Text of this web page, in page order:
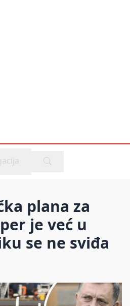
plana za
je već u
se ne sviđa